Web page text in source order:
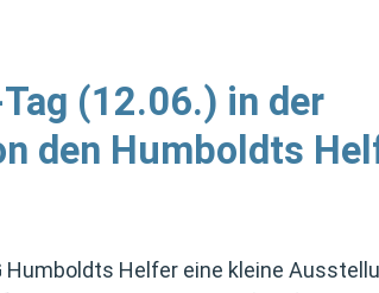
(12.06.) in der
den Humboldts
Helfer eine kleine